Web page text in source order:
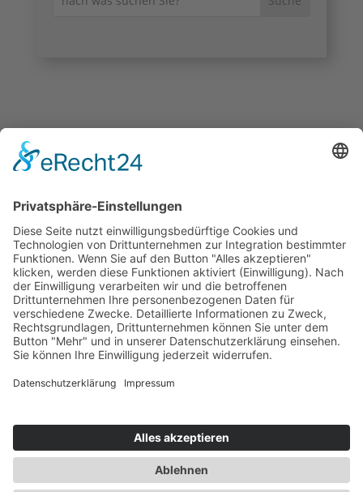
 KONTAKT
Email:info@kairologisches-
institut.de
 VERNETZUNG
Deutsche Gesellschaft für
Kairos-Gruppe auf LinkedIn
Datenschutzerklärung–Impressum–
Cookie-Einstellungen